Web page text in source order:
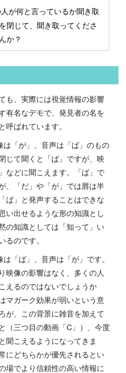
が何と言っているか聞き取
閉じて、聞き取ってくださ
か？
も、実際には視覚情報の影響
有名なデモで、発見者の名を
呼ばれています。
「が」、音声は「ば」のもの
じて聞くと「ば」ですが、映
などに聞こえます。「ば」で
、「だ」や「が」では唇は半
ば」と発声することはできな
い出せるような形の知識とし
の知識としては「知って」い
のです。
「ば」、音声は「が」です。
映像の影響はなく、多くの人
えるのではないでしょうか
マガーク効果が弱いという意
が、この背景に雑音を加えて
（三つ目の動画「C」）、今度
聞こえるようになってきま
にどちらかが優先されるとい
場でより信頼性の高い情報に